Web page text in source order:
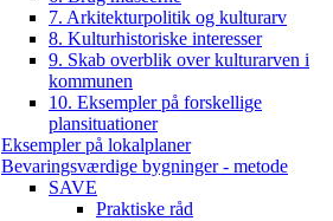
7. Arkitekturpolitik og kulturarv
8. Kulturhistoriske interesser
9. Skab overblik over kulturarven i
kommunen
10. Eksempler på forskellige
plansituationer
Eksempler på lokalplaner
Bevaringsværdige bygninger - metode
SAVE
Praktiske råd